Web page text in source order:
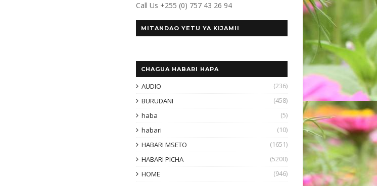
Call Us +255 (0) 757 43 26 94
MITANDAO YETU YA KIJAMII
CHAGUA HABARI HAPA
AUDIO
(236)
BURUDANI
(458)
haba
(5)
habari
(10)
HABARI MSETO
(1651)
HABARI PICHA
(5200)
HOME
(946)